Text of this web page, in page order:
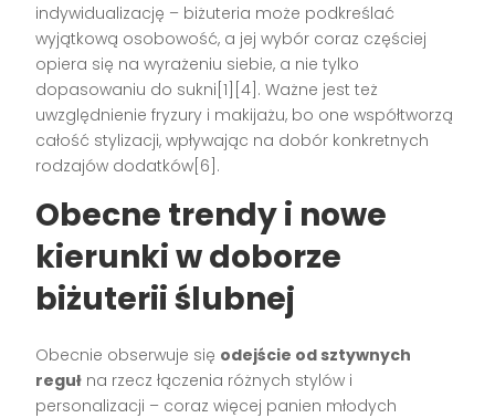
indywidualizację – biżuteria może podkreślać
wyjątkową osobowość, a jej wybór coraz częściej
opiera się na wyrażeniu siebie, a nie tylko
dopasowaniu do sukni[1][4]. Ważne jest też
uwzględnienie fryzury i makijażu, bo one współtworzą
całość stylizacji, wpływając na dobór konkretnych
rodzajów dodatków[6].
Obecne trendy i nowe
kierunki w doborze
biżuterii ślubnej
Obecnie obserwuje się odejście od sztywnych
reguł na rzecz łączenia różnych stylów i
personalizacji – coraz więcej panien młodych